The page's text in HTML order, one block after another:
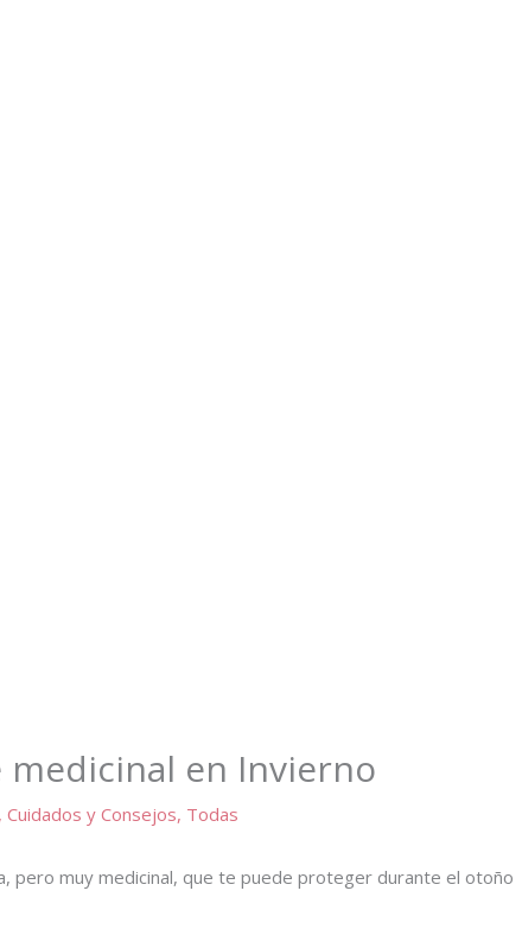
medicinal en Invierno
,Cuidados y Consejos, Todas
pero muy medicinal, que te puede proteger durante el otoño